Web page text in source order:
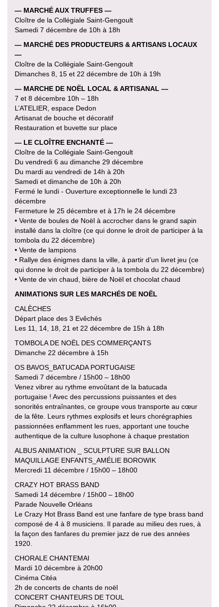
— MARCHÉ AUX TRUFFES —
Cloître de la Collégiale Saint-Gengoult
Samedi 7 décembre de 10h à 18h
— MARCHÉ DES PRODUCTEURS & ARTISANS LOCAUX
—
Cloître de la Collégiale Saint-Gengoult
Dimanches 8, 15 et 22 décembre de 10h à 19h
— MARCHE DE NOËL LOCAL & ARTISANAL —
7 et 8 décembre 10h – 18h
L’ATELIER, espace Dedon
Artisanat de bouche et décoratif
Restauration et buvette sur place
— LE CLOÎTRE ENCHANTÉ —
Cloître de la Collégiale Saint-Gengoult
Du vendredi 6 au dimanche 29 décembre
Du mardi au vendredi de 14h à 20h
Samedi et dimanche de 10h à 20h
Fermé le lundi - Ouverture exceptionnelle le lundi 23
décembre
Fermeture le 25 décembre et à 17h le 24 décembre
• Vente de boules de Noël à accrocher dans le grand sapin
installé dans la cloître (ce qui donne le droit de participer à la
tombola du 22 décembre)
• Vente de lampions
• Rallye des énigmes dans la ville, à partir d’un livret jeu (ce
qui donne le droit de participer à la tombola du 22 décembre)
• Vente de vin chaud, bière de Noël et chocolat chaud
ANIMATIONS SUR LES MARCHÉS DE NOËL
CALÈCHES
Départ place des 3 Evêchés
Les 11, 14, 18, 21 et 22 décembre de 15h à 18h
TOMBOLA DE NOËL DES COMMERÇANTS
Dimanche 22 décembre à 15h
OS BAVOS_BATUCADA PORTUGAISE
Samedi 7 décembre / 15h00 – 18h00
Venez vibrer au rythme envoûtant de la batucada
portugaise ! Avec des percussions puissantes et des
sonorités entraînantes, ce groupe vous transporte au cœur
de la fête. Leurs rythmes explosifs et leurs chorégraphies
passionnées enflamment les rues, apportant une touche
authentique de la culture lusophone à chaque prestation
ALBUS ANIMATION _ SCULPTURE SUR BALLON
MAQUILLAGE ENFANTS_AMÉLIE BOROWIK
Mercredi 11 décembre / 15h00 – 18h00
CRAZY HOT BRASS BAND
Samedi 14 décembre / 15h00 – 18h00
Parade Nouvelle Orléans
Le Crazy Hot Brass Band est une fanfare de type brass band
composé de 4 à 8 musiciens. Il parade au milieu des rues, à
la façon des fanfares du premier jazz de rue des années
1920.
CHORALE CHANTEMAI
Mardi 10 décembre à 20h00
Cinéma Citéa
2h de concerts de chants de noël
CONCERT CHANTEURS DE TOUL